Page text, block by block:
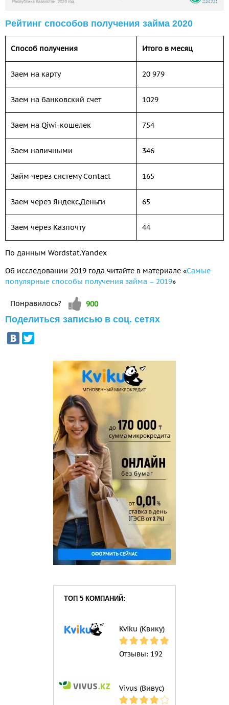
Рейтинг способов получения займа 2020
Способ получения Итого в месяц
Заем на карту 20 979
Заем на банковский счет 1029
Заем на Qiwi-кошелек 754
Заем наличными 346
Займ через систему Contact 165
Заем через Яндекс.Деньги 65
Заем через Казпочту 44
По данным Wordstat.Yandex
Об исследовании 2019 года читайте в материале «Самые
популярные способы получения займа – 2019»
Понравилось? Vote up!
900
Поделиться записью в соц. сетях
ТОП 5 КОМПАНИЙ:
Kviku (Квику)
Отзывы: 192
Vivus (Вивус)